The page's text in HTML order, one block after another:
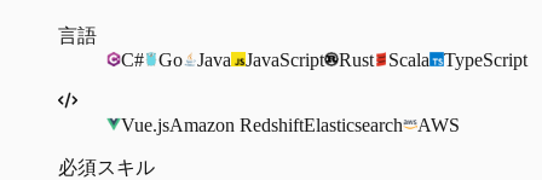
言語
C#
Go Java JavaScript Rust Scala TypeScript
Vue.jsAmazon RedshiftElasticsearch AWS
必須スキル